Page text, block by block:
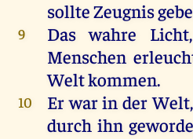
sollteZeugnis
9 Das wahre Licht
Menschen
Weltkommen.
10 Erwarin derWelt
durch ihn